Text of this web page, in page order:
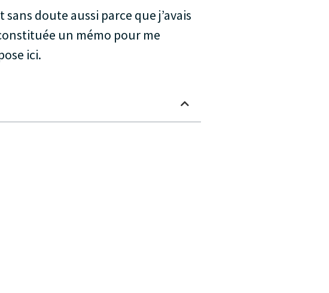
doute aussi parce que j’avais
un mémo pour me
ici.